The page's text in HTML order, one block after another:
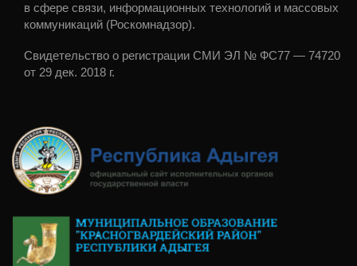
в сфере связи, информационных технологий и массовых
коммуникаций (Роскомнадзор).
Свидетельство о регистрации СМИ ЭЛ № ФС77 — 74720
от 29 дек. 2018 г.